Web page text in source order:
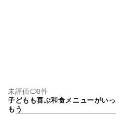
未評価
0件
子どもも喜ぶ和食メニューがい
もう